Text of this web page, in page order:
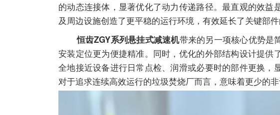
的动态连接体，显著优化了动力传递路径。最直观的效
及周边设施创造了更平稳的运行环境，有效延长了关键部件
恒齿ZGY系列悬挂式减速机带来的另一项核心优势是
安装定位更为便捷精准。同时，优化的外部结构设计提供
全地接近设备进行日常点检、润滑或必要时的部件更换
对于追求连续高效运行的垃圾焚烧厂而言，意味着更少的